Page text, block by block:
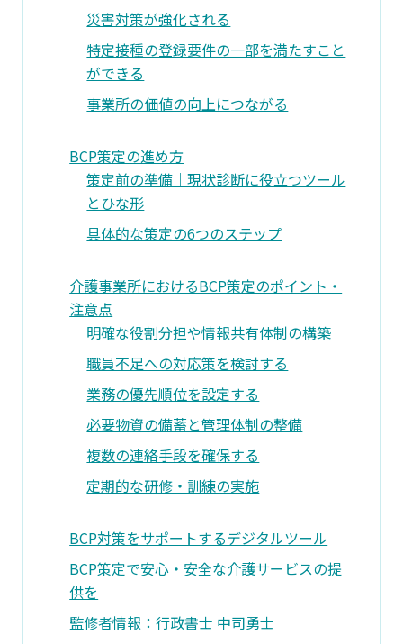
災害対策が強化される
特定接種の登録要件の一部を満たすこと
ができる
事業所の価値の向上につながる
BCP策定の進め方
策定前の準備｜現状診断に役立つツール
とひな形
具体的な策定の6つのステップ
介護事業所におけるBCP策定のポイント・
注意点
明確な役割分担や情報共有体制の構築
職員不足への対応策を検討する
業務の優先順位を設定する
必要物資の備蓄と管理体制の整備
複数の連絡手段を確保する
定期的な研修・訓練の実施
BCP対策をサポートするデジタルツール
BCP策定で安心・安全な介護サービスの提
供を
監修者情報：行政書士 中司勇士